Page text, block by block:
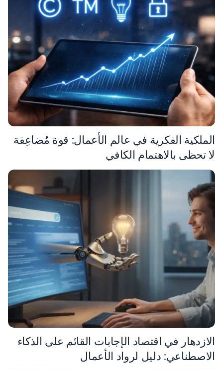
الملكية الفكرية في عالم الأعمال: قوة مُضاعِفة
لا تحظى بالاهتمام الكافي
الازدهار في اقتصاد الإجابات القائم على الذكاء
الاصطناعي: دليل لرواد الأعمال